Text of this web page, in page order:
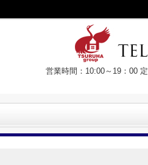
営業時間：10:00～19：00